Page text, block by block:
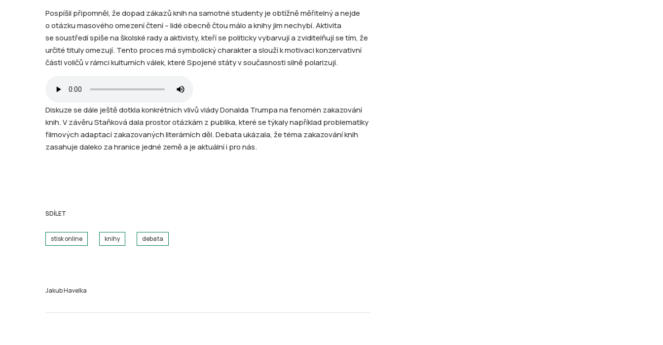
Pospíšil připomněl, že dopad zákazů knih na samotné studenty je obtížně měřitelný a nejde
o otázku masového omezení čtení – lidé obecně čtou málo a knihy jim nechybí. Aktivita
se soustředí spíše na školské rady a aktivisty, kteří se politicky vybarvují a zviditelňují se tím, že
určité tituly omezují. Tento proces má symbolický charakter a slouží k motivaci konzervativní
části voličů v rámci kulturních válek, které Spojené státy v současnosti silně polarizují.
Diskuze se dále ještě dotkla konkrétních vlivů vlády Donalda Trumpa na fenomén zakazování
knih. V závěru Staňková dala prostor otázkám z publika, které se týkaly například problematiky
filmových adaptací zakazovaných literárních děl. Debata ukázala, že téma zakazování knih
zasahuje daleko za hranice jedné země a je aktuální i pro nás.
SDÍLET
stisk online knihy debata
Jakub Havelka